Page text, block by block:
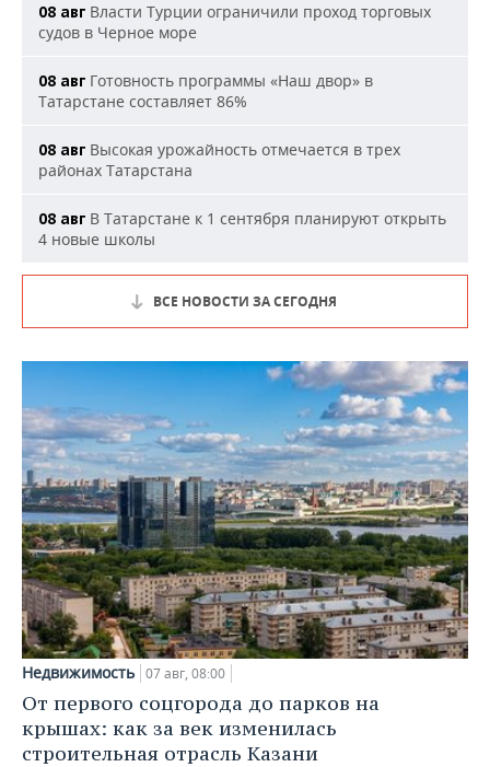
08 авг Власти Турции ограничили проход торговых
судов в Черное море
08 авг Готовность программы «Наш двор» в
Татарстане составляет 86%
08 авг Высокая урожайность отмечается в трех
районах Татарстана
08 авг В Татарстане к 1 сентября планируют открыть
4 новые школы
ВСЕ НОВОСТИ ЗА СЕГОДНЯ
Недвижимость 07 авг, 08:00
От первого соцгорода до парков на
крышах: как за век изменилась
строительная отрасль Казани